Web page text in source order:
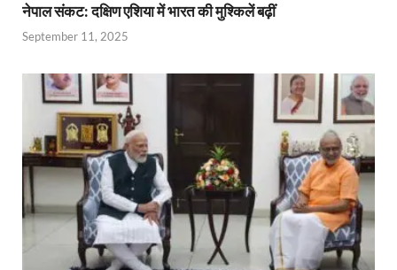
नेपाल संकट: दक्षिण एशिया में भारत की मुश्किलें बढ़ीं
September 11, 2025